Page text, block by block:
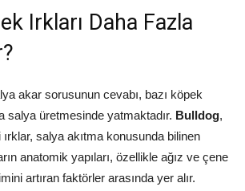
Irkları Daha Fazla
akar sorusunun cevabı, bazı köpek
salya üretmesinde yatmaktadır. Bulldog,
ırklar, salya akıtma konusunda bilinen
anatomik yapıları, özellikle ağız ve çene
artıran faktörler arasında yer alır.